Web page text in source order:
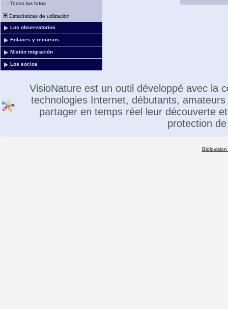
- Todas las fotos
Estadísticas de utilización
Los observatorios
Enlaces y recursos
Misión migración
Los socios
VisioNature est un outil développé avec la
technologies Internet, débutants,
partager en temps réel leur découverte
protection
Biolovision